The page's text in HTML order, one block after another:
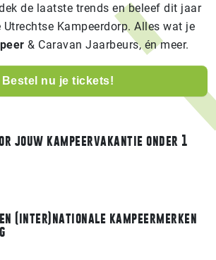
de laatste trends en beleef dit jaar
Kampeerdorp. Alles wat je
& Caravan Jaarbeurs, én meer.
Bestel nu je tickets!
jouw kampeervakantie onder 1
(inter)nationale kampeermerken